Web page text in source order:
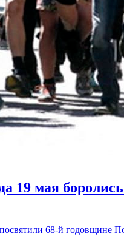
19 мая
68-й